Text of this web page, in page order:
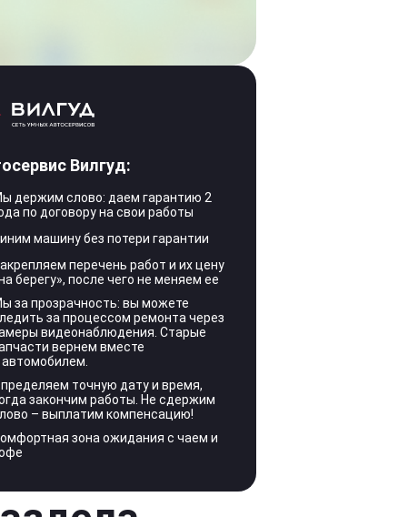
Вилгуд:
держим слово: даем гарантию 2
по договору на свои работы
машину без потери гарантии
перечень работ и их цену
берегу», после чего не меняем ее
за прозрачность: вы можете
за процессом ремонта через
видеонаблюдения. Старые
вернем вместе
автомобилем.
точную дату и время,
закончим работы. Не сдержим
– выплатим компенсацию!
зона ожидания с чаем и